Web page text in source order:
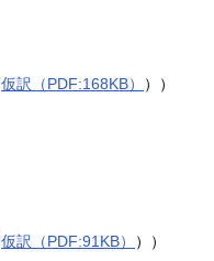
仮訳（PDF:168KB） ））
仮訳（PDF:91KB） ））